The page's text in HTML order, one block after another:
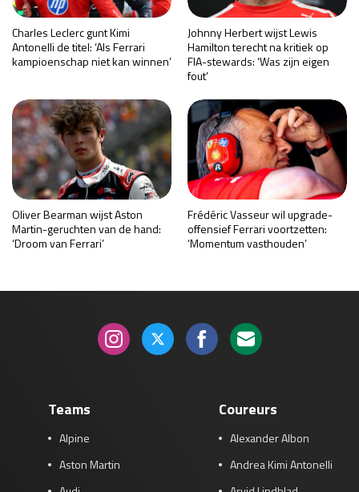
Charles Leclerc gunt Kimi
Antonelli de titel: ‘Als Ferrari
kampioenschap niet kan winnen’
Johnny Herbert wijst Lewis
Hamilton terecht na kritiek op
FIA-stewards: ‘Was zijn eigen
fout’
Oliver Bearman wijst Aston
Martin-geruchten van de hand:
‘Droom van Ferrari’
Frédéric Vasseur wil upgrade-
offensief Ferrari voortzetten:
‘Momentum vasthouden’
Teams
Alpine
Aston Martin
Coureurs
Alexander Albon
Andrea Kimi Antonelli